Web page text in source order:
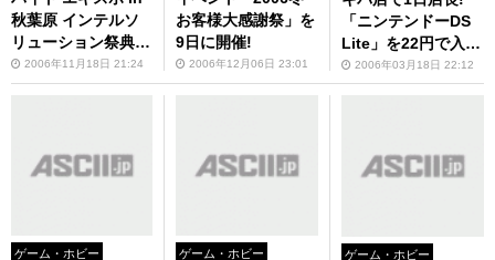
秋葉原 インテルソ
リューション祭典」
が本日開催! 会場
内は多数の来場者で
2006年11月18日 21:24
お客様大感謝祭」を
9日に開催!
2006年12月06日 23:01
「ニンテンドーDS
Lite」を22円で入手
できるチャンスも!
2006年03月18日 22:12
ゲーム・ホビー ゲーム・ホビー ゲーム・ホビー